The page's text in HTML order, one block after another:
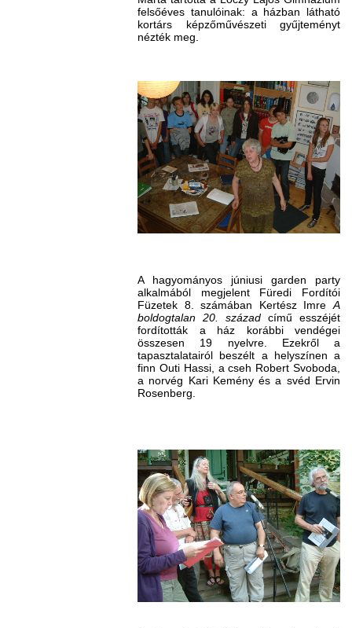
felsőéves tanulóinak: a házban látható
kortárs képzőművészeti gyűjteményt
nézték meg.
A hagyományos júniusi garden party
alkalmából megjelent Füredi Fordítói
Füzetek 8. számában Kertész Imre A
boldogtalan 20. század című esszéjét
fordították a ház korábbi vendégei
összesen 19 nyelvre. Ezekről a
tapasztalatairól beszélt a helyszínen a
finn Outi Hassi, a cseh Robert Svoboda,
a norvég Kari Kemény és a svéd Ervin
Rosenberg.